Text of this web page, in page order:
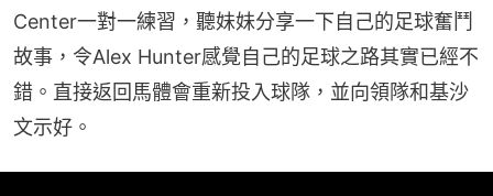
Center一對一練習，聽妹妹分享一下自己的足球奮鬥
故事，令Alex Hunter感覺自己的足球之路其實已經不
錯。直接返回馬體會重新投入球隊，並向領隊和基沙
文示好。